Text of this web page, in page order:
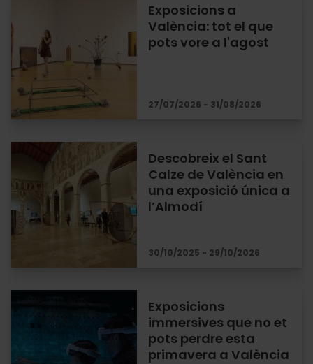
Exposicions a
València: tot el que
pots vore a l'agost
27/07/2026 - 31/08/2026
Descobreix el Sant
Calze de València en
una exposició única a
l’Almodí
30/10/2025 - 29/10/2026
Exposicions
immersives que no et
pots perdre esta
primavera a València